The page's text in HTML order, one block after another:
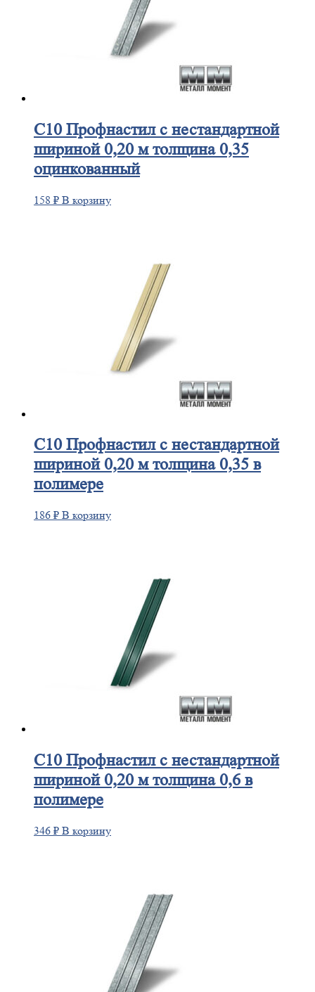
С10Профнастил с нестандартной
шириной 0,20 м толщина 0,35
оцинкованный
158 ₽ В корзину
С10Профнастил с нестандартной
шириной 0,20 м толщина 0,35 в
полимере
186 ₽ В корзину
С10Профнастил с нестандартной
шириной 0,20 м толщина 0,6 в
полимере
346 ₽ В корзину